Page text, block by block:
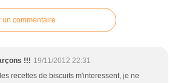
un commentaire
!!! 19/11/2012 22:31
recettes de biscuits m'interessent, je ne